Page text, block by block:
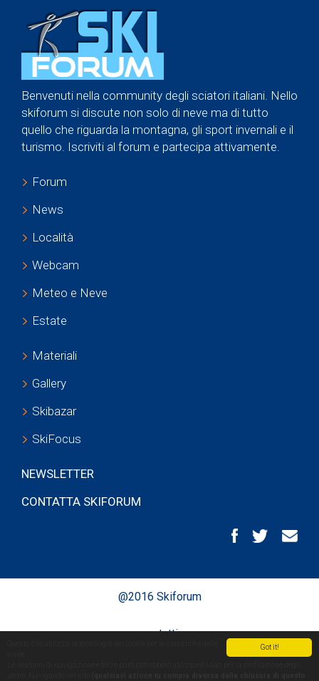
Got it!
Benvenuti nella community degli sciatori italiani. Nello
skiforum si discute non solo di neve ma di tutto
quello che riguarda la montagna, gli sport invernali e il
turismo. Iscriviti al forum e partecipa attivamente.
Forum
News
Località
Webcam
Meteo e Neve
Estate
Materiali
Gallery
Skibazar
SkiFocus
NEWSLETTER
CONTATTA SKIFORUM
@2016 Skiforum
contatti